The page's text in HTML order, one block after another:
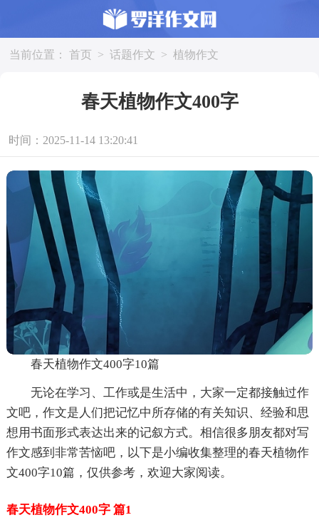
当前位置： 首页 > 话题作文 > 植物作文
春天植物作文400字
时间：2025-11-14 13:20:41
春天植物作文400字10篇
无论在学习、工作或是生活中，大家一定都接触过作
文吧，作文是人们把记忆中所存储的有关知识、经验和思
想用书面形式表达出来的记叙方式。相信很多朋友都对写
作文感到非常苦恼吧，以下是小编收集整理的春天植物作
文400字10篇，仅供参考，欢迎大家阅读。
春天植物作文400字 篇1